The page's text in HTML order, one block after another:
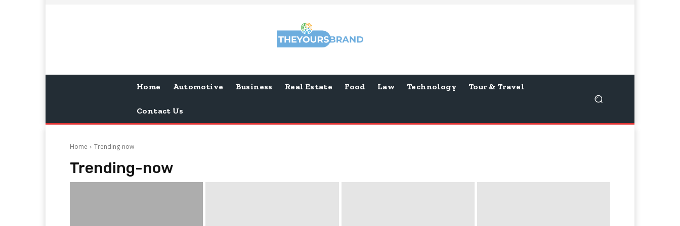
Home Automotive Business Real Estate Food Law Technology Tour & Travel
Contact Us
Home Trending-now
Trending-now